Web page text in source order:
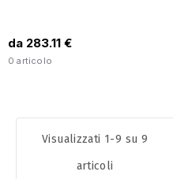
da 283.11 €
0 articolo
Visualizzati 1-9 su 9
articoli